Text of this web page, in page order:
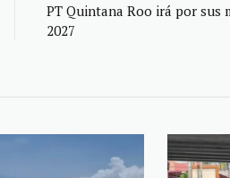
PT Quintana Roo irá por sus
2027